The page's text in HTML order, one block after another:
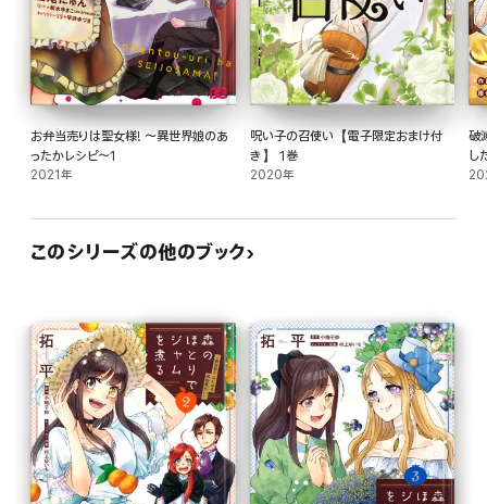
お弁当売りは聖女様! ～異世界娘のあ
ったかレシピ～1
2021年
呪い子の召使い【電子限定おまけ付
き】 1巻
2020年
破
し
ま
このシリーズの他のブック